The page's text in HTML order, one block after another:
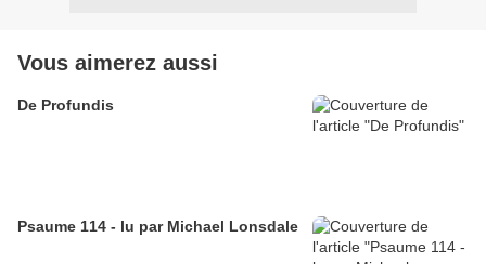
Vous aimerez aussi
De Profundis
Psaume 114 - lu par Michael Lonsdale